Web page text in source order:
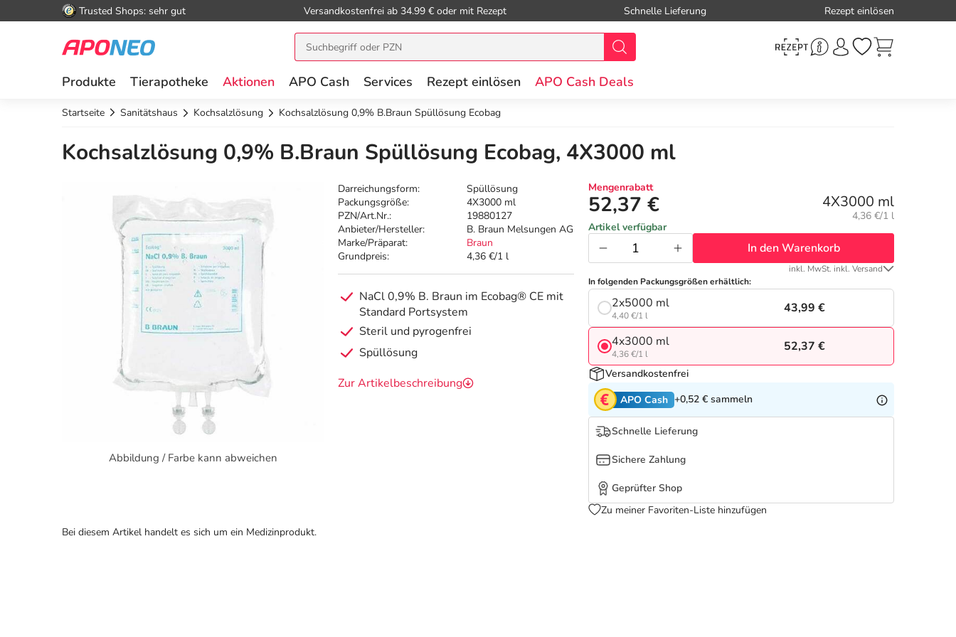
Trusted Shops: sehr gut Versandkostenfrei ab 34.99 € oder mit Rezept Schnelle Lieferung Rezept einlösen
Produkte Tierapotheke Aktionen APO Cash Services Rezept einlösen APO Cash Deals
Startseite Sanitätshaus Kochsalzlösung Kochsalzlösung 0,9% B.Braun Spüllösung Ecobag
Kochsalzlösung 0,9% B.Braun Spüllösung Ecobag, 4X3000 ml
Abbildung / Farbe kann abweichen
Darreichungsform:
Spüllösung
Packungsgröße:
4X3000 ml
PZN/Art.Nr.:
19880127
Anbieter/Hersteller:
B. Braun Melsungen AG
Marke/Präparat:
Braun
Grundpreis:
4,36 €/1 l
NaCl 0,9% B. Braun im Ecobag® CE mit
Standard Portsystem
Steril und pyrogenfrei
Spüllösung
Zur Artikelbeschreibung
Mengenrabatt
52,37 € 4X3000 ml
Grundpreis:
4,36 €/1 l
Artikel verfügbar
In den Warenkorb
inkl. MwSt. inkl. Versand
In folgenden Packungsgrößen erhältlich:
2x5000 ml
4,40 €/1 l
43,99 €
4x3000 ml
4,36 €/1 l
52,37 €
Versandkostenfrei
APO Cash +0,52 € sammeln
Schnelle Lieferung
Sichere Zahlung
Geprüfter Shop
Zu meiner Favoriten-Liste hinzufügen
Bei diesem Artikel handelt es sich um ein Medizinprodukt.